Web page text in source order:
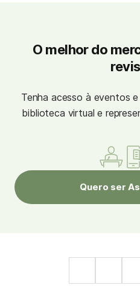
O melhor do
Tenha acesso à eventos
biblioteca virtual e
Quero ser